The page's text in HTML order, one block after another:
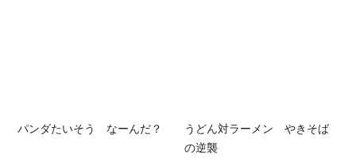
パンダたいそう なーんだ？
うどん対ラーメン やきそば
の逆襲